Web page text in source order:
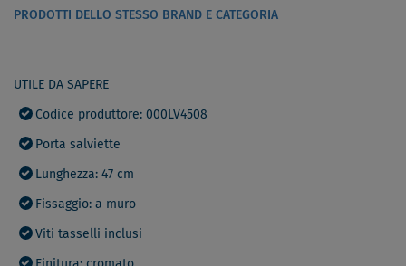
PRODOTTI DELLO STESSO BRAND E CATEGORIA
UTILE DA SAPERE
Codice produttore: 000LV4508
Porta salviette
Lunghezza: 47 cm
Fissaggio: a muro
Viti tasselli inclusi